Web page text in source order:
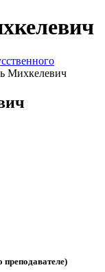
Михкелевич